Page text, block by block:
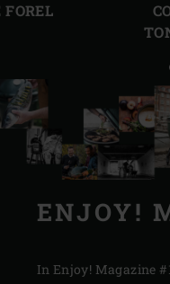
FOREL
ENJOY!
In Enjoy! Magazine